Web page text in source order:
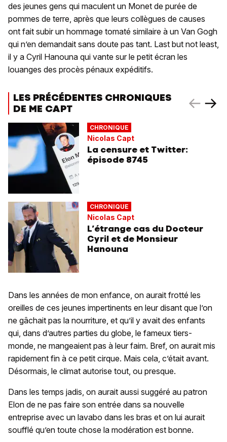
des jeunes gens qui maculent un Monet de purée de
pommes de terre, après que leurs collègues de causes
ont fait subir un hommage tomaté similaire à un Van Gogh
qui n’en demandait sans doute pas tant. Last but not least,
il y a Cyril Hanouna qui vante sur le petit écran les
louanges des procès pénaux expéditifs.
LES PRÉCÉDENTES CHRONIQUES
DE ME CAPT
CHRONIQUE
Nicolas Capt
La censure et Twitter:
épisode 8745
CHRONIQUE
Nicolas Capt
L’étrange cas du Docteur
Cyril et de Monsieur
Hanouna
Dans les années de mon enfance, on aurait frotté les
oreilles de ces jeunes impertinents en leur disant que l’on
ne gâchait pas la nourriture, et qu’il y avait des enfants
qui, dans d’autres parties du globe, le fameux tiers-
monde, ne mangeaient pas à leur faim. Bref, on aurait mis
rapidement fin à ce petit cirque. Mais cela, c’était avant.
Désormais, le climat autorise tout, ou presque.
Dans les temps jadis, on aurait aussi suggéré au patron
Elon de ne pas faire son entrée dans sa nouvelle
entreprise avec un lavabo dans les bras et on lui aurait
soufflé qu’en toute chose la modération est bonne.